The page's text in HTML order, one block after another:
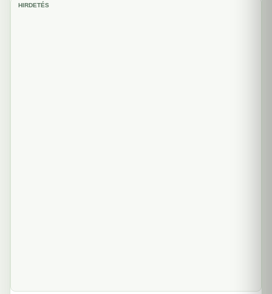
HIRDETÉS